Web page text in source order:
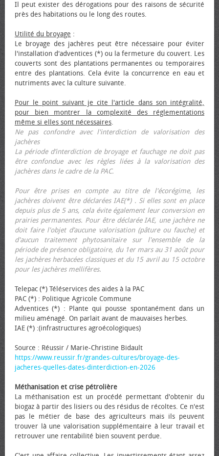
Il peut exister des dérogations pour des raisons de sécurité
près des habitations ou le long des routes.
Utilité du broyage :
Le broyage des jachères peut être nécessaire pour éviter
l'installation d'adventices (*) ou la fermeture du couvert. Les
couverts sont des plantations permanentes ou temporaires
entre des plantations. Cela évite la concurrence en eau et
nutriments avec la culture suivante.
Pour le point suivant je cite l'article dans son intégralité,
pour bien montrer la complexité des réglementations
même si elles sont nécessaires.
Ne pas confondre avec l'interdiction de valorisation des
jachères
La période d’interdiction de broyage et fauchage ne doit pas
être confondue avec les règles liées à la valorisation des
jachères dans le cadre de la PAC.
Pour être prises en compte au titre de l'écorégime, les
jachères doivent être déclarées IAE(*) . Si elles sont en place
depuis plus de 5 ans, cela évite également leur conversion en
prairies permanentes. Pour être déclarée IAE, une jachère ne
doit faire l'objet d’aucune valorisation (pâture ou fauche) et
d'aucun traitement phytosanitaire sur l'ensemble de la
période de présence obligatoire, du 1er mars au 31 août pour
les jachères herbacées classiques et du 15 avril au 15 octobre
pour les jachères mellifères.
Telepac (*) Téléservices des aides à la PAC
PAC (*) : Politique Agricole Commune
Adventices (*) : Plante qui pousse spontanément dans un
milieu aménagé. On parlait avant de mauvaises herbes.
IAE (*) :(infrastructures agroécologiques)
Source : Réussir / Marie-Christine Bidault
https://www.reussir.fr/grandes-cultures/broyage-des-
jacheres-quelles-dates-dinterdiction-en-2026
Méthanisation et crise pétrolière
La méthanisation est un procédé permettant d'obtenir du
biogaz à partir des lisiers ou des résidus de récoltes. Ce n'est
pas le métier de base des agriculteurs mais ils peuvent
trouver là une valorisation supplémentaire à leur travail et
retrouver une rentabilité bien souvent perdue.